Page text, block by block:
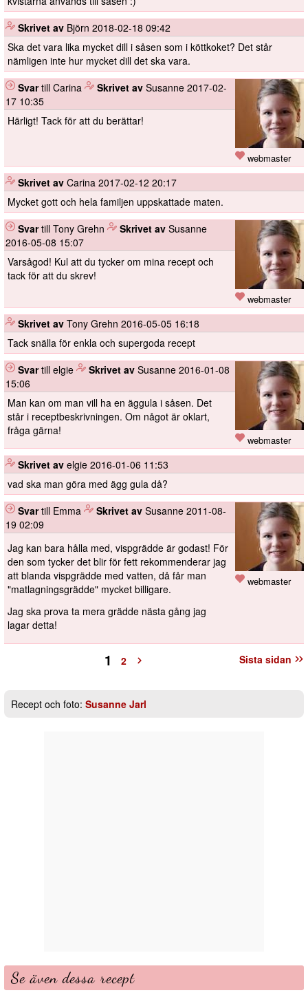
Skrivet av Björn 2018-02-18 09:42
Ska det vara lika mycket dill i såsen som i köttkoket? Det står
nämligen inte hur mycket dill det ska vara.
webmaster
Svartill Carina Skrivet av Susanne 2017-02-
17 10:35
Härligt! Tack för att du berättar!
Skrivet av Carina 2017-02-12 20:17
Mycket gott och hela familjen uppskattade maten.
webmaster
Svartill Tony Grehn Skrivet av Susanne
2016-05-08 15:07
Varsågod! Kul att du tycker om mina recept och
tack för att du skrev!
Skrivet av Tony Grehn 2016-05-05 16:18
Tack snälla för enkla och supergoda recept
webmaster
Svartill elgie Skrivet av Susanne 2016-01-08
15:06
Man kan om man vill ha en äggula i såsen. Det
står i receptbeskrivningen. Om något är oklart,
fråga gärna!
Skrivet av elgie 2016-01-06 11:53
vad ska man göra med ägg gula då?
webmaster
Svartill Emma Skrivet av Susanne 2011-08-
19 02:09
Jag kan bara hålla med, vispgrädde är godast! För
den som tycker det blir för fett rekommenderar jag
att blanda vispgrädde med vatten, då får man
"matlagningsgrädde" mycket billigare.
Jag ska prova ta mera grädde nästa gång jag
lagar detta!
Sista sidan
1 2
Recept och foto: Susanne Jarl
Se även dessa recept